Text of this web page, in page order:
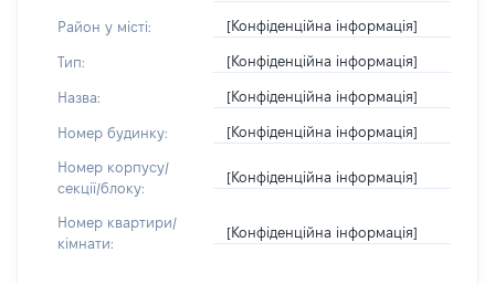
Район у місті: [Конфіденційна інформація]
Тип: [Конфіденційна інформація]
Назва: [Конфіденційна інформація]
Номер будинку: [Конфіденційна інформація]
Номер корпусу/
секції/блоку:
[Конфіденційна інформація]
Номер квартири/
кімнати:
[Конфіденційна інформація]